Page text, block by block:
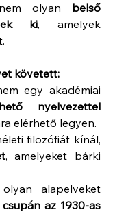
olyan belső
ki, amelyek
követett:
egy akadémiai
nyelvezettel
elérhető legyen.
filozófiát kínál,
, amelyeket bárki
alapelveket
az 1930-as